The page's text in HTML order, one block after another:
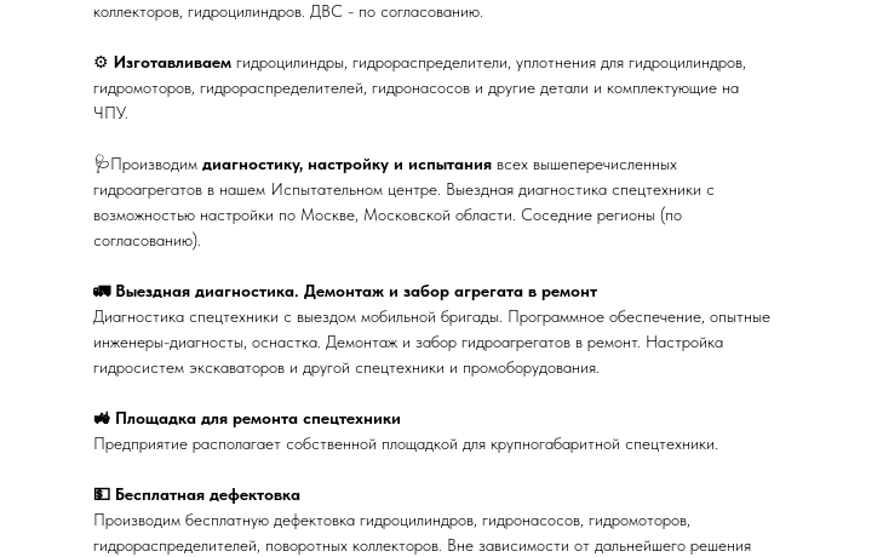
коллекторов, гидроцилиндров. ДВС - по согласованию.
⚙ Изготавливаем гидроцилиндры, гидрораспределители, уплотнения для гидроцилиндров,
гидромоторов, гидрораспределителей, гидронасосов и другие детали и комплектующие на
ЧПУ.
🩺Производим диагностику, настройку и испытания всех вышеперечисленных
гидроагрегатов в нашем Испытательном центре. Выездная диагностика спецтехники с
возможностью настройки по Москве, Московской области. Соседние регионы (по
согласованию).
🚛 Выездная диагностика. Демонтаж и забор агрегата в ремонт
Диагностика спецтехники с выездом мобильной бригады. Программное обеспечение, опытные
инженеры-диагносты, оснастка. Демонтаж и забор гидроагрегатов в ремонт. Настройка
гидросистем экскаваторов и другой спецтехники и промоборудования.
🚜 Площадка для ремонта спецтехники
Предприятие располагает собственной площадкой для крупногабаритной спецтехники.
💵 Бесплатная дефектовка
Производим бесплатную дефектовка гидроцилиндров, гидронасосов, гидромоторов,
гидрораспределителей, поворотных коллекторов. Вне зависимости от дальнейшего решения